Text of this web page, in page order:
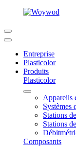
Entreprise
Plasticolor
Produits
Plasticolor
Appareils
Systèmes
Stations
Stations
Composants